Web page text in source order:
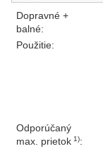
Dopravné +
balné:
Použitie:
Odporúčaný
max. prietok1):